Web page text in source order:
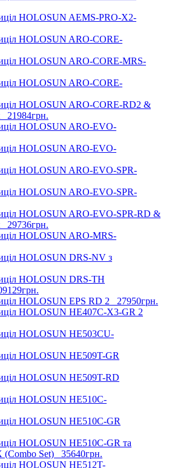
HOLOSUN AEMS-PRO-X2-
HOLOSUN ARO-CORE-
HOLOSUN ARO-CORE-MRS-
HOLOSUN ARO-CORE-
HOLOSUN ARO-CORE-RD2 &
21984грн.
HOLOSUN ARO-EVO-
HOLOSUN ARO-EVO-
HOLOSUN ARO-EVO-SPR-
HOLOSUN ARO-EVO-SPR-
HOLOSUN ARO-EVO-SPR-RD &
29736грн.
HOLOSUN ARO-MRS-
HOLOSUN DRS-NV з
HOLOSUN DRS-TH
HOLOSUN EPS RD 2 27950грн.
HOLOSUN HE407C-X3-GR 2
HOLOSUN HE503CU-
HOLOSUN HE509T-GR
HOLOSUN HE509T-RD
HOLOSUN HE510C-
HOLOSUN HE510C-GR
HOLOSUN HE510C-GR та
(Combo Set) 35640грн.
HOLOSUN HE512T-